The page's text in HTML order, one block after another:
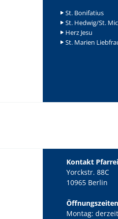
St. Bonifatius
St. Hedwig/St.
Herz Jesu
St. Marien
Kontakt
Yorckstr. 88C
10965 Berlin
Montag: